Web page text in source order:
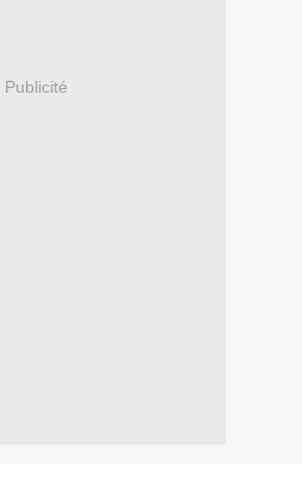
Publicité